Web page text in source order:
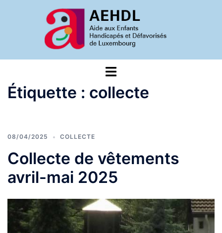
Ouvrir/fermer
menu
Étiquette : collecte
08/04/2025 COLLECTE
Collecte de vêtements
avril-mai 2025